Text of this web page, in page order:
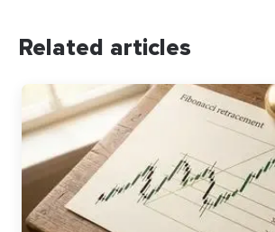
Related articles